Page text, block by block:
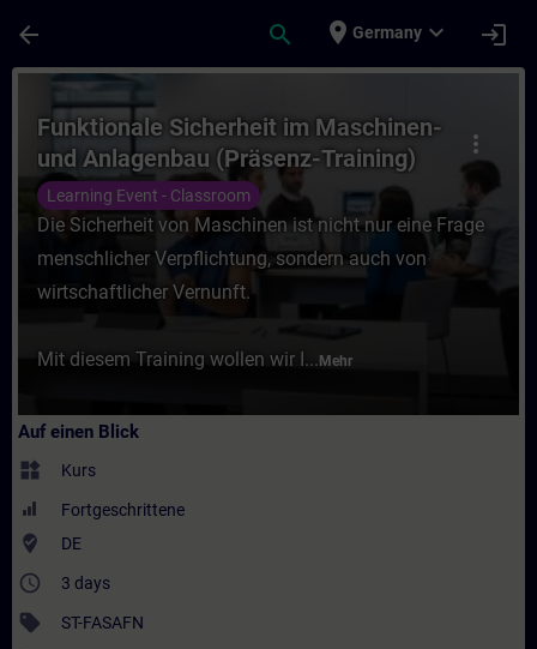
arrow_back search place Germany expand_more login
Kurs - Funktionale Sicherheit im
more_vert
Funktionale Sicherheit im Maschinen-
und Anlagenbau (Präsenz-Training)
Learning Event - Classroom
Die Sicherheit von Maschinen ist nicht nur eine Frage
menschlicher Verpflichtung, sondern auch von
wirtschaftlicher Vernunft.
Mit diesem Training wollen wir I... Mehr
Auf einen Blick
widgets Kurs
Fortgeschrittene
where_to_vote DE
access_time 3 days
sell ST-FASAFN